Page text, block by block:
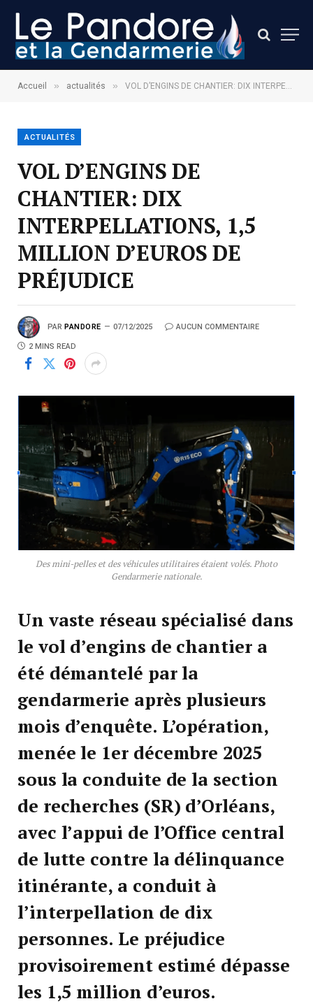
Accueil » actualités » VOL D’ENGINS DE CHANTIER: DIX INTERPELLATIONS, 1,5 MILLION D’EUROS DE PRÉJUDICE
ACTUALITÉS
VOL D’ENGINS DE
CHANTIER: DIX
INTERPELLATIONS, 1,5
MILLION D’EUROS DE
PRÉJUDICE
PAR PANDORE 07/12/2025 AUCUN COMMENTAIRE
2 MINS READ
Des mini-pelles et des véhicules utilitaires étaient volés. Photo
Gendarmerie nationale.
Un vaste réseau spécialisé dans
le vol d’engins de chantier a
été démantelé par la
gendarmerie après plusieurs
mois d’enquête. L’opération,
menée le 1er décembre 2025
sous la conduite de la section
de recherches (SR) d’Orléans,
avec l’appui de l’Office central
de lutte contre la délinquance
itinérante, a conduit à
l’interpellation de dix
personnes. Le préjudice
provisoirement estimé dépasse
les 1,5 million d’euros.